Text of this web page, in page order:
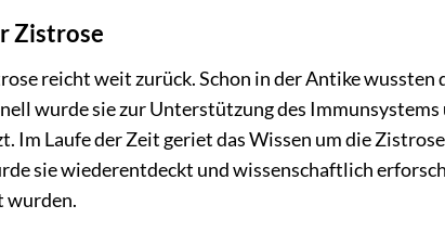
Zistrose
reicht weit zurück. Schon in der Antike wussten
wurde sie zur Unterstützung des
Im Laufe der Zeit geriet das Wissen um die
sie wiederentdeckt und wissenschaftlich
wurden.